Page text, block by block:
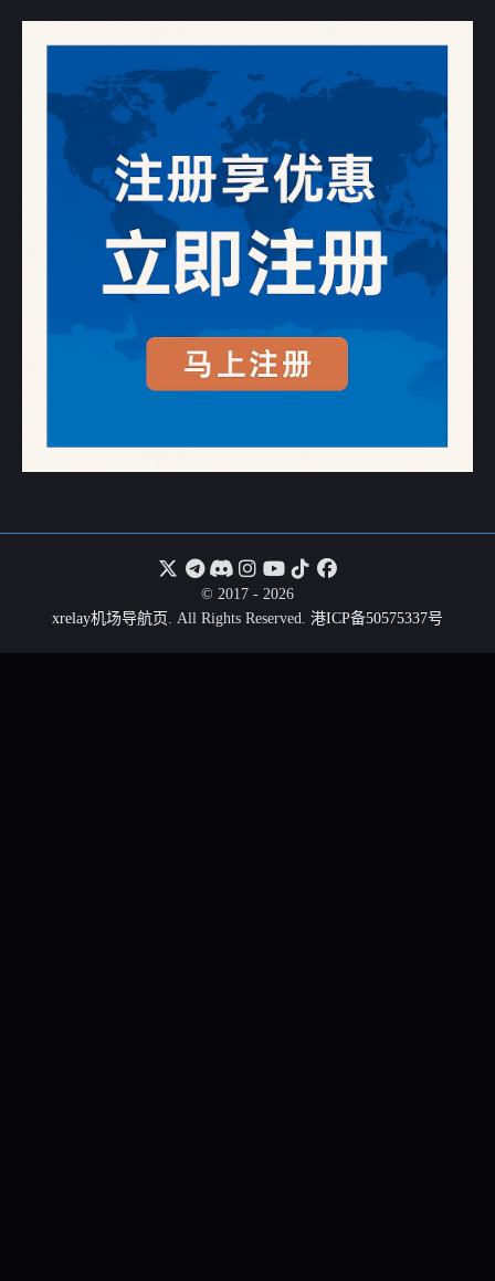
© 2017 - 2026
xrelay机场导航页 . All Rights Reserved. 港ICP备50575337号